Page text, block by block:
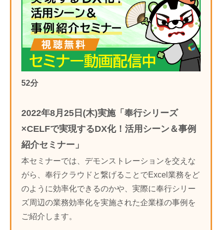
52分
2022年8月25日(木)実施「奉行シリーズ
×CELFで実現するDX化！活用シーン＆事例
紹介セミナー」
本セミナーでは、デモンストレーションを交えな
がら、奉行クラウドと繋げることでExcel業務をど
のように効率化できるのかや、実際に奉行シリー
ズ周辺の業務効率化を実施された企業様の事例を
ご紹介します。